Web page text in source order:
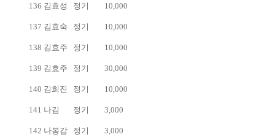
136 김효성 정기 10,000
137 김효숙 정기 10,000
138 김효주 정기 10,000
139 김효주 정기 30,000
140 김희진 정기 10,000
141 나김 정기 3,000
142 나봉갑 정기 3,000